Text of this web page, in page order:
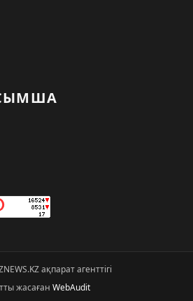
ақпарат агенттігі
жасаған WebAudit